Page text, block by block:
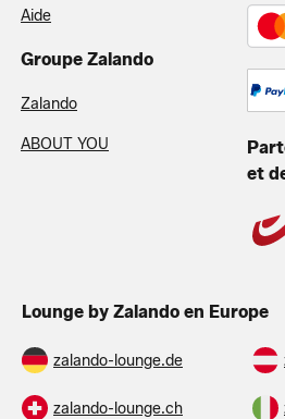
Aide
Groupe Zalando
Zalando
ABOUT YOU
et
Lounge by Zalando en Europe
zalando-lounge.de
zalando-lounge.ch